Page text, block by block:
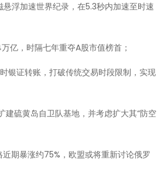
浮加速世界纪录，在5.3秒内加速至时速
亿，时隔七年重夺A股市值榜首；
银证转账，打破传统交易时段限制，实现
建硫黄岛自卫队基地，并考虑扩大其“防空
近期暴涨约75%，欧盟或将重新讨论俄罗